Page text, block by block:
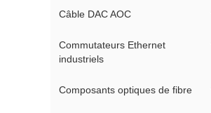
Câble DAC AOC
Commutateurs Ethernet
industriels
Composants optiques de fibre